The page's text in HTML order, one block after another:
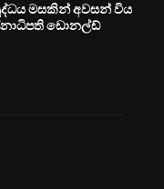
මසකින් අවසන් විය
ඩොනල්ඩ්